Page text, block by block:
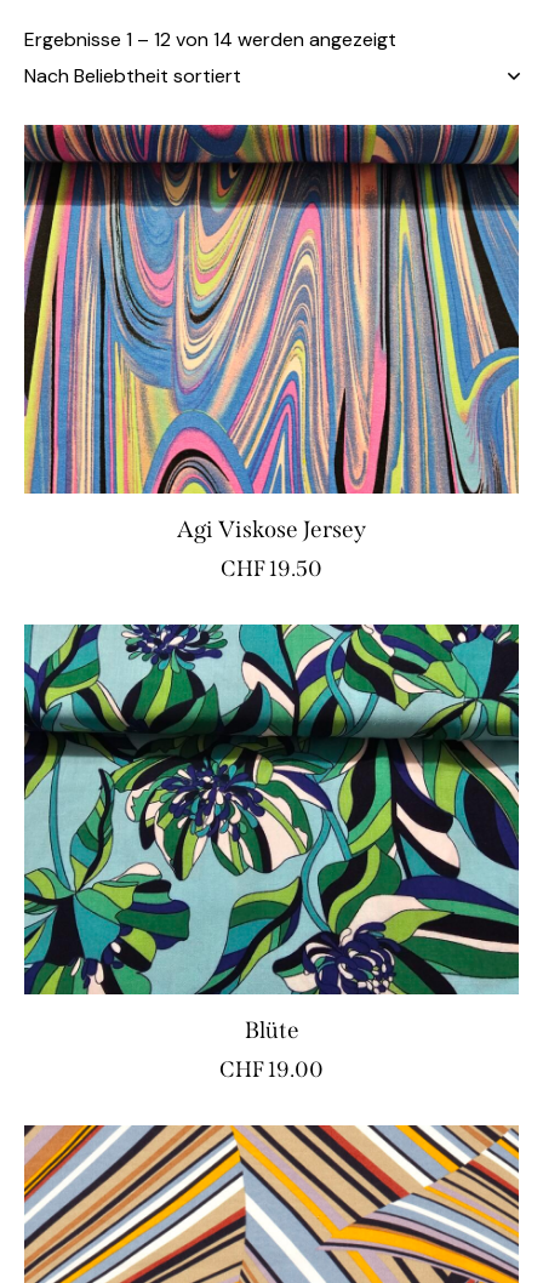
Ergebnisse 1 – 12 von 14 werden angezeigt
Agi Viskose Jersey
CHF19.50
Blüte
CHF19.00